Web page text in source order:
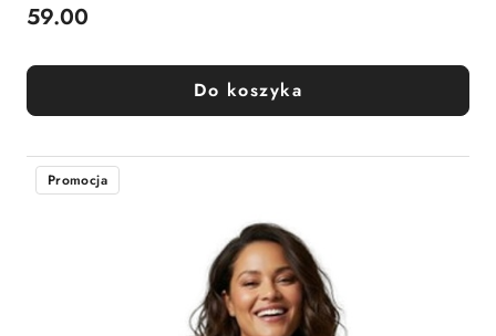
Cena:
59.00
Do koszyka
Promocja